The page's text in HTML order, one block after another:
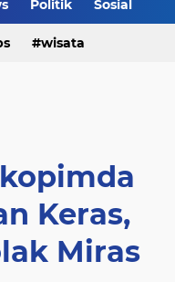
Klinik Pengobatan
Politik Sosial
wisata
Keras,
Miras